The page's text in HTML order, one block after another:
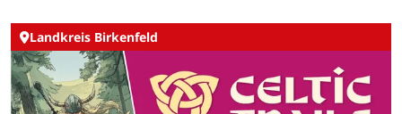
Landkreis Birkenfeld